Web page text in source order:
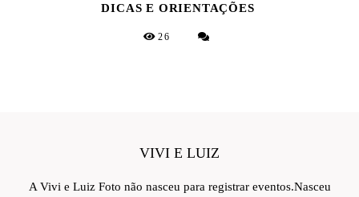
DICAS E ORIENTAÇÕES
26
VIVI E LUIZ
A Vivi e Luiz Foto não nasceu para registrar eventos.Nasceu